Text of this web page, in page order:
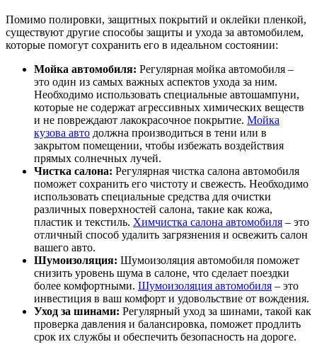
Помимо полировки, защитных покрытий и оклейки пленкой,
существуют другие способы защиты и ухода за автомобилем,
которые помогут сохранить его в идеальном состоянии:
Мойка автомобиля: Регулярная мойка автомобиля –
это один из самых важных аспектов ухода за ним.
Необходимо использовать специальные автошампуни,
которые не содержат агрессивных химических веществ
и не повреждают лакокрасочное покрытие. Мойка
кузова авто должна производиться в тени или в
закрытом помещении, чтобы избежать воздействия
прямых солнечных лучей.
Чистка салона: Регулярная чистка салона автомобиля
поможет сохранить его чистоту и свежесть. Необходимо
использовать специальные средства для очистки
различных поверхностей салона, такие как кожа,
пластик и текстиль. Химчистка салона автомобиля – это
отличный способ удалить загрязнения и освежить салон
вашего авто.
Шумоизоляция: Шумоизоляция автомобиля поможет
снизить уровень шума в салоне, что сделает поездки
более комфортными. Шумоизоляция автомобиля – это
инвестиция в ваш комфорт и удовольствие от вождения.
Уход за шинами: Регулярный уход за шинами, такой как
проверка давления и балансировка, поможет продлить
срок их службы и обеспечить безопасность на дороге.